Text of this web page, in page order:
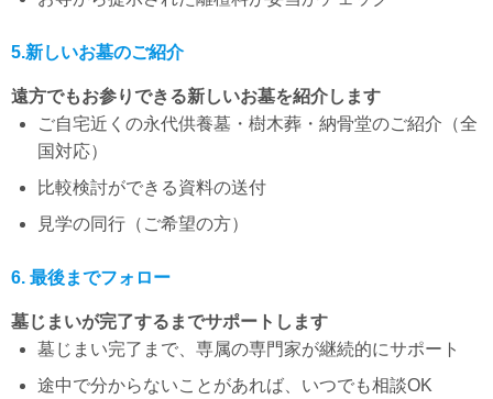
5.新しいお墓のご紹介
遠方でもお参りできる新しいお墓を紹介します
ご自宅近くの永代供養墓・樹木葬・納骨堂のご紹介（全
国対応）
比較検討ができる資料の送付
見学の同行（ご希望の方）
6. 最後までフォロー
墓じまいが完了するまでサポートします
墓じまい完了まで、専属の専門家が継続的にサポート
途中で分からないことがあれば、いつでも相談OK